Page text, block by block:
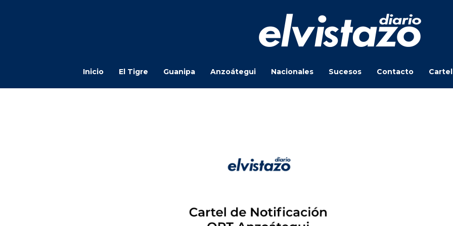
Inicio El Tigre Guanipa Anzoátegui Nacionales Sucesos Contacto